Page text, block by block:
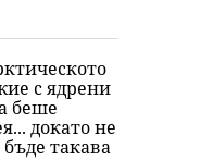
с ядрени
беше
докато не
такава